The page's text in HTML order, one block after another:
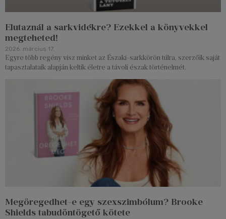
Elutaznál a sarkvidékre? Ezekkel a könyvekkel
megteheted!
2026. március 17.
Egyre több regény visz minket az Északi-sarkkörön túlra, szerzőik saját
tapasztalataik alapján keltik életre a távoli észak történelmét.
Megöregedhet-e egy szexszimbólum? Brooke
Shields tabudöntögető kötete